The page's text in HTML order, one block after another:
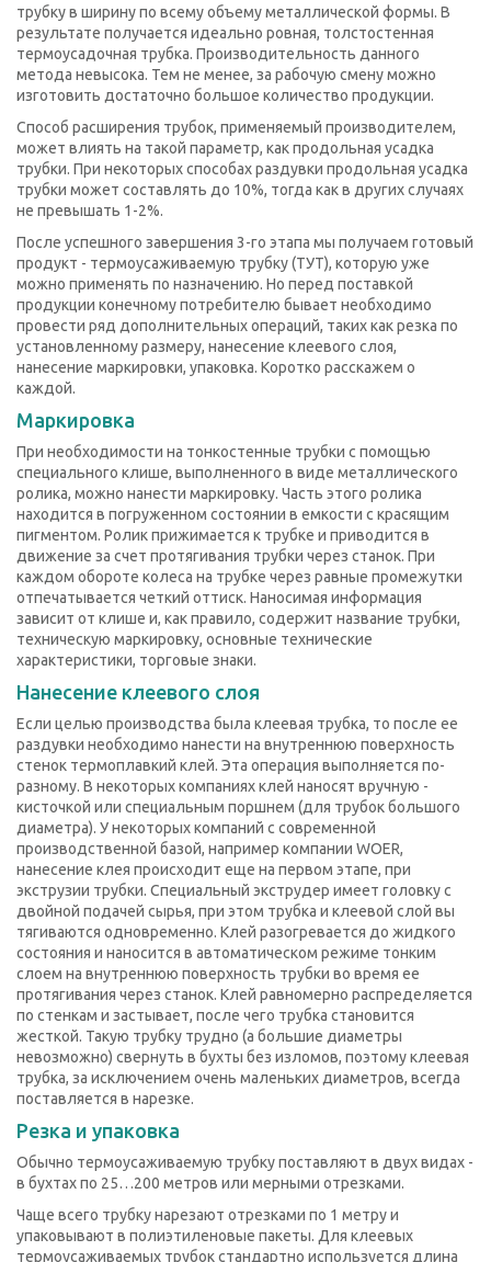
трубку в ширину по всему объему металлической формы. В
результате получается идеально ровная, толстостенная
термоусадочная трубка. Производительность данного
метода невысока. Тем не менее, за рабочую смену можно
изготовить достаточно большое количество продукции.
Способ расширения трубок, применяемый производителем,
может влиять на такой параметр, как продольная усадка
трубки. При некоторых способах раздувки продольная усадка
трубки может составлять до 10%, тогда как в других случаях
не превышать 1-2%.
После успешного завершения 3-го этапа мы получаем готовый
продукт - термоусаживаемую трубку (ТУТ), которую уже
можно применять по назначению. Но перед поставкой
продукции конечному потребителю бывает необходимо
провести ряд дополнительных операций, таких как резка по
установленному размеру, нанесение клеевого слоя,
нанесение маркировки, упаковка. Коротко расскажем о
каждой.
Маркировка
При необходимости на тонкостенные трубки с помощью
специального клише, выполненного в виде металлического
ролика, можно нанести маркировку. Часть этого ролика
находится в погруженном состоянии в емкости с красящим
пигментом. Ролик прижимается к трубке и приводится в
движение за счет протягивания трубки через станок. При
каждом обороте колеса на трубке через равные промежутки
отпечатывается четкий оттиск. Наносимая информация
зависит от клише и, как правило, содержит название трубки,
техническую маркировку, основные технические
характеристики, торговые знаки.
Нанесение клеевого слоя
Если целью производства была клеевая трубка, то после ее
раздувки необходимо нанести на внутреннюю поверхность
стенок термоплавкий клей. Эта операция выполняется по-
разному. В некоторых компаниях клей наносят вручную -
кисточкой или специальным поршнем (для трубок большого
диаметра). У некоторых компаний с современной
производственной базой, например компании WOER,
нанесение клея происходит еще на первом этапе, при
экструзии трубки. Специальный экструдер имеет головку с
двойной подачей сырья, при этом трубка и клеевой слой вы
тягиваются одновременно. Клей разогревается до жидкого
состояния и наносится в автоматическом режиме тонким
слоем на внутреннюю поверхность трубки во время ее
протягивания через станок. Клей равномерно распределяется
по стенкам и застывает, после чего трубка становится
жесткой. Такую трубку трудно (а большие диаметры
невозможно) свернуть в бухты без изломов, поэтому клеевая
трубка, за исключением очень маленьких диаметров, всегда
поставляется в нарезке.
Резка и упаковка
Обычно термоусаживаемую трубку поставляют в двух видах -
в бухтах по 25…200 метров или мерными отрезками.
Чаще всего трубку нарезают отрезками по 1 метру и
упаковывают в полиэтиленовые пакеты. Для клеевых
термоусаживаемых трубок стандартно используется длина